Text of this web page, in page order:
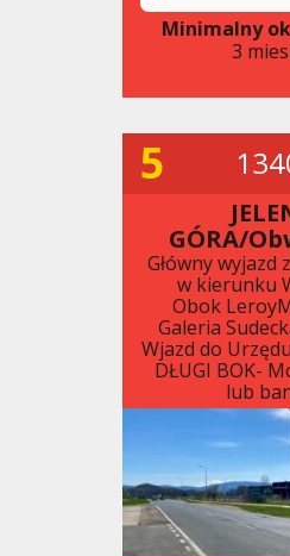
Minimalny
3
5
GÓRA/
Główny wyjazd
w kierunku
Obok
Galeria
Wjazd do
DŁUGI BOK-
lub